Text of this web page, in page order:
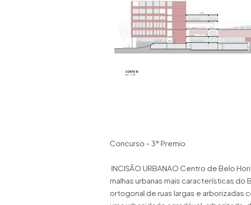
Concurso - 3° Premio
INCISÃO URBANAO Centro de Belo
malhas urbanas mais características do
ortogonal de ruas largas e